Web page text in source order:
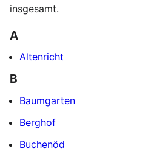
insgesamt.
A
Altenricht
B
Baumgarten
Berghof
Buchenöd